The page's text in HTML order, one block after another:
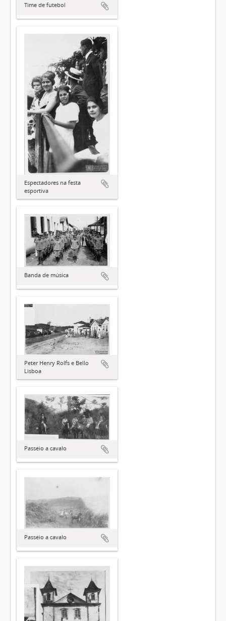
Time de futebol
Espectadores na festa
esportiva
Banda de música
Peter Henry Rolfs e Bello
Lisboa
Passeio a cavalo
Passeio a cavalo